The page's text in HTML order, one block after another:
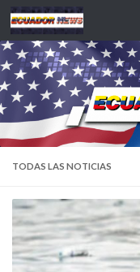
Saltar al contenido
TODAS LAS NOTICIAS